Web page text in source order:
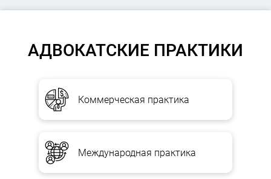
АДВОКАТСКИЕ ПРАКТИКИ
Коммерческая практика
Международная практика